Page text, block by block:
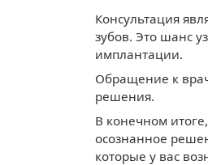
Консультация
зубов. Это шанс
имплантации.
Обращение к
решения.
В конечном
осознанное
которые у вас